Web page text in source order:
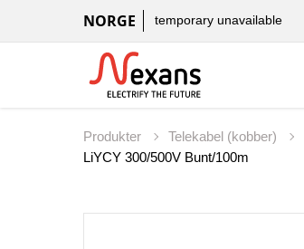
NORGE temporary unavailable
Produkter Telekabel (kobber)